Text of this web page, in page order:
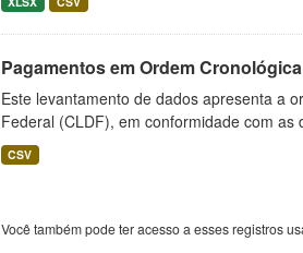
Pagamentos em Ordem Cronológica
Este levantamento de dados apresenta a
Federal (CLDF), em conformidade com as
CSV
Você também pode ter acesso a esses registros